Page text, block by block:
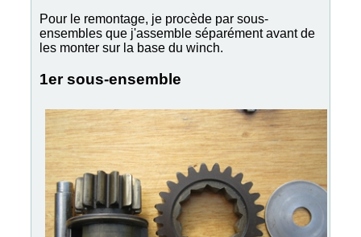
Pour le remontage, je procède par sous-
ensembles que j'assemble séparément avant de
les monter sur la base du winch.
1er sous-ensemble